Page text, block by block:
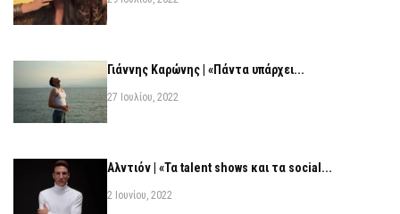
Γιάννης Καρώνης | «Πάντα υπάρχει...
27 Ιουλίου, 2022
Αλντιόν | «Τα talent shows και τα social...
2 Ιουνίου, 2022